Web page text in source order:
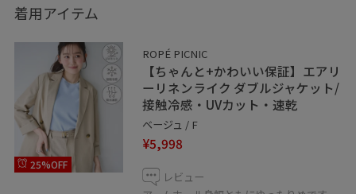
インスタグラム @kyoko_picnic もやっています♫
着回しや肩幅華奢見え&下半身着痩せコーデも載せてるの
でぜひご覧ください(^^)
着用アイテム
25%OFF
ROPÉ PICNIC
【ちゃんと+かわいい保証】エアリ
ーリネンライク ダブルジャケット/
接触冷感・UVカット・速乾
ベージュ / F
¥5,998
レビュー